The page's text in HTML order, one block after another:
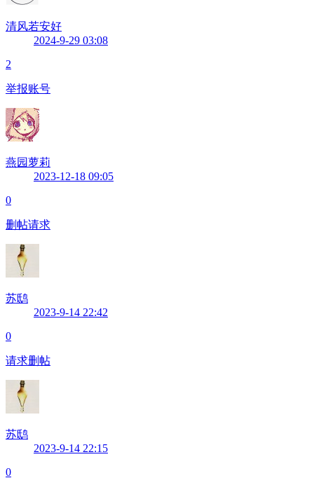
清风若安好
2024-9-29 03:08
2
举报账号
燕园萝莉
2023-12-18 09:05
0
删帖请求
苏鸱
2023-9-14 22:42
0
请求删帖
苏鸱
2023-9-14 22:15
0